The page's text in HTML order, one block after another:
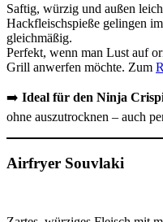
Saftig, würzig und außen
Hackfleischspieße gelingen
gleichmäßig.
Perfekt, wenn man Lust auf
Grill anwerfen möchte. Zum
➡️ Ideal für den Ninja
ohne auszutrocknen – auch
Airfryer Souvlaki